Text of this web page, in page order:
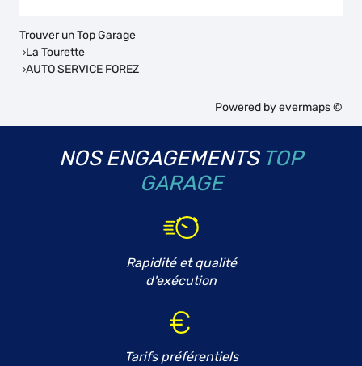
Trouver un Top Garage
La Tourette
AUTO SERVICE FOREZ
Powered byevermaps ©
NOS ENGAGEMENTS TOP
GARAGE
Rapidité et qualité
d'exécution
Tarifs préférentiels